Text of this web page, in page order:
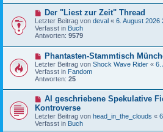
g
B
i
t
r
g
N
e
u
e
r
B
e
i
t
r
g
Der "Liest zur Zeit" Thread
Letzter Beitrag von deval « 6. August 2026
Verfasst in Buch
Antworten: 9579
N
e
u
e
r
B
e
i
t
r
a
Phantasten-Stammtisch
Letzter Beitrag von Shock Wave Rider « 6.
Verfasst in Fandom
Antworten: 25
N
u
e
r
AI geschriebene Spekulative
Kontroverse
Letzter Beitrag von head_in_the_clouds «
Verfasst in Buch